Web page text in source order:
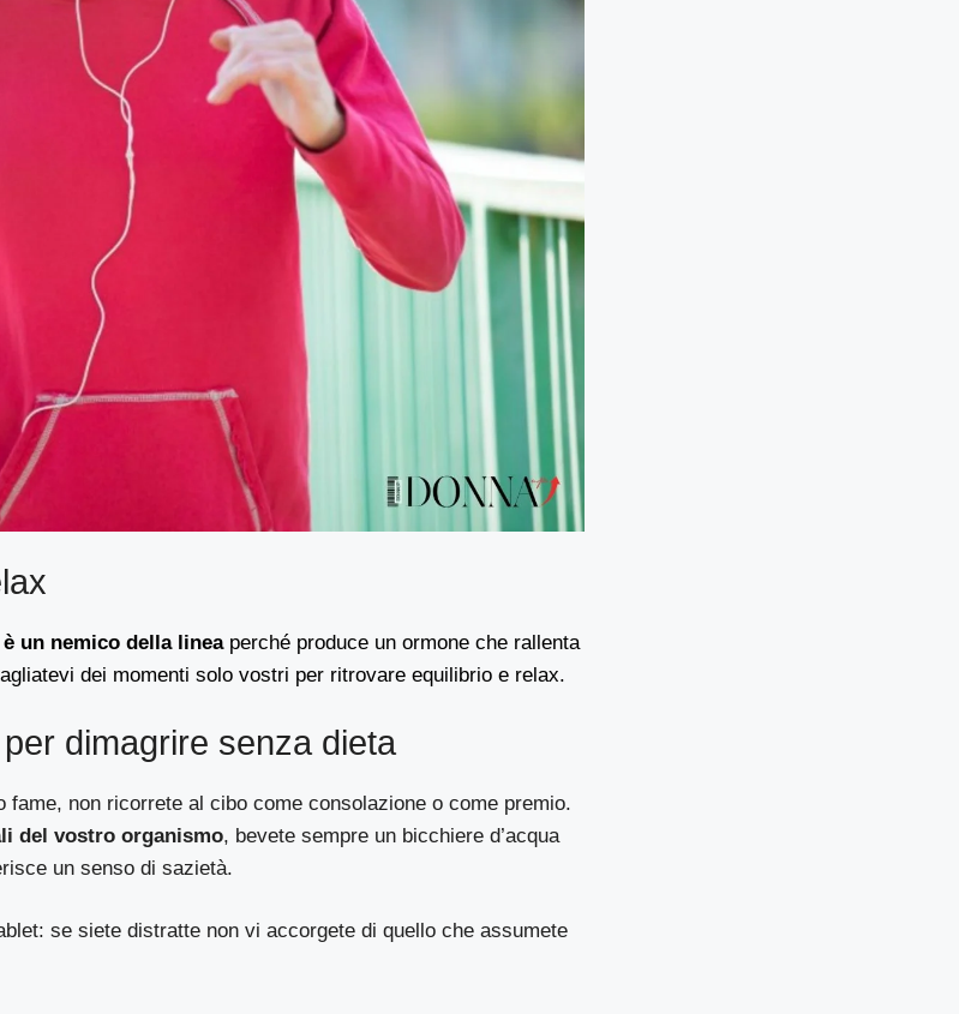
un nemico della lineaperché produce un ormone che rallenta
dei momenti solo vostri per ritrovare equilibrio e relax.
dimagrire senza dieta
fame, non ricorrete al cibo come consolazione o come premio.
del vostro organismo, bevete sempre un bicchiere d’acqua
un senso di sazietà.
se siete distratte non vi accorgete di quello che assumete